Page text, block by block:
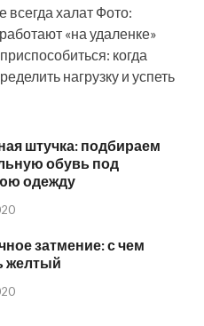
халат Фото:
«на удаленке»
когда
нагрузку и успеть
штучка: подбираем
обувь под
одежду
затмение: с чем
желтый